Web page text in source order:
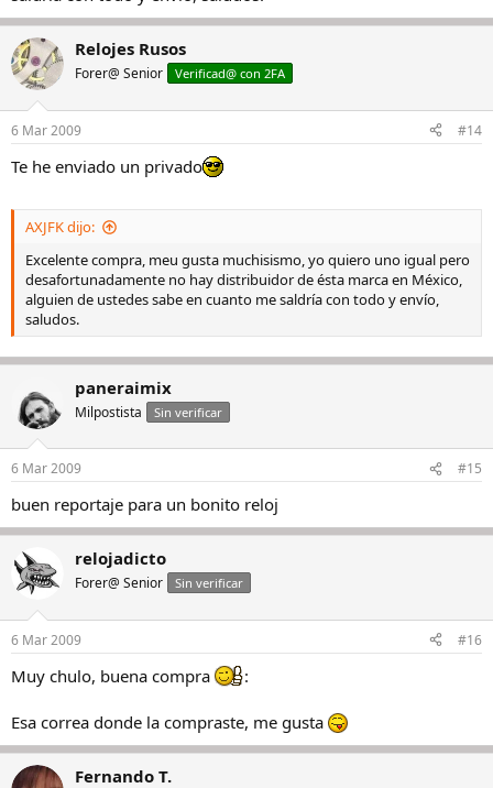
Relojes Rusos
Forer@ Senior Verificad@ con 2FA
6 Mar 2009 #14
Te he enviado un privado
AXJFK dijo:
Excelente compra, meu gusta muchisismo, yo quiero uno igual pero
desafortunadamente no hay distribuidor de ésta marca en México,
alguien de ustedes sabe en cuanto me saldría con todo y envío,
saludos.
paneraimix
Milpostista Sin verificar
6 Mar 2009 #15
buen reportaje para un bonito reloj
relojadicto
Forer@ Senior Sin verificar
6 Mar 2009 #16
Muy chulo, buena compra :
Esa correa donde la compraste, me gusta
Fernando T.